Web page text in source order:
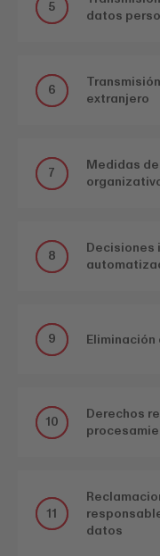
5
datos
6
extranjero
7
Medidas
8
Decisiones
9
10
Derechos
11
datos